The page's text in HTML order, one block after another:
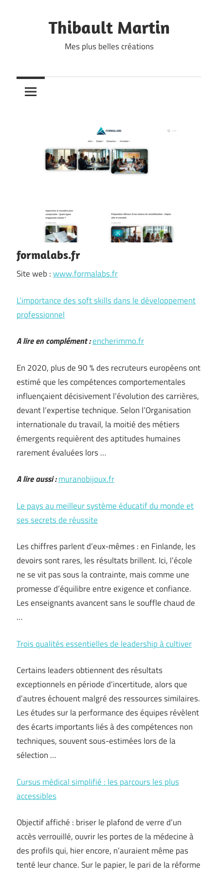
Thibault Martin
Mes plus belles créations
formalabs.fr
Site web :www.formalabs.fr
L’importance des soft skills dans le développement
professionnel
A lire en complément :encherimmo.fr
En 2020, plus de 90 % des recruteurs européens ont
estimé que les compétences comportementales
influençaient décisivement l’évolution des carrières,
devant l’expertise technique. Selon l’Organisation
internationale du travail, la moitié des métiers
émergents requièrent des aptitudes humaines
rarement évaluées lors …
A lire aussi :muranobijoux.fr
Le pays au meilleur système éducatif du monde et
ses secrets de réussite
Les chiffres parlent d’eux-mêmes : en Finlande, les
devoirs sont rares, les résultats brillent. Ici, l’école
ne se vit pas sous la contrainte, mais comme une
promesse d’équilibre entre exigence et confiance.
Les enseignants avancent sans le souffle chaud de
…
Trois qualités essentielles de leadership à cultiver
Certains leaders obtiennent des résultats
exceptionnels en période d’incertitude, alors que
d’autres échouent malgré des ressources similaires.
Les études sur la performance des équipes révèlent
des écarts importants liés à des compétences non
techniques, souvent sous-estimées lors de la
sélection …
Cursus médical simplifié : les parcours les plus
accessibles
Objectif affiché : briser le plafond de verre d’un
accès verrouillé, ouvrir les portes de la médecine à
des profils qui, hier encore, n’auraient même pas
tenté leur chance. Sur le papier, le pari de la réforme